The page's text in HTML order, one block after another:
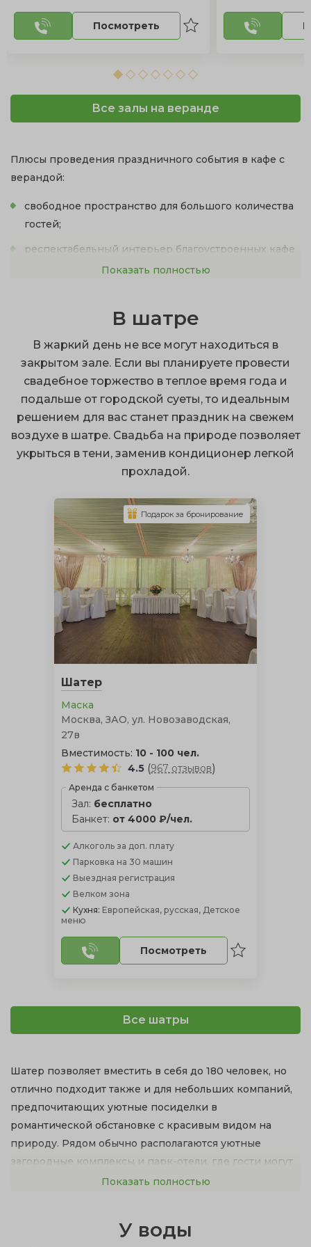
Посмотреть
Все залы на веранде
Плюсы проведения праздничного события в кафе с
верандой:
свободное пространство для большого количества
гостей;
респектабельный интерьер благоустроенных кафе
с выходом на веранду;
благодаря выездной регистрации;
терраса – это надежное укрытие от непогоды;
сочные запоминающиеся снимки.
Вы можете провести свадьбу на природе, выбрав
открытый, закрытый тип постройки, а также
встроенную или пристроенную веранду.
формы на ваш выбор. Уютные веранды для свадьбы
обустроены сценой, столами, диванами, и могут
защитить присутствующих от холода зимой и жары
Укрыться от грозы и ливня можно на застекленной
террасе, но там может быть слишком душно в жаркий
день. Открытая веранда отлично подойдет для
проведения торжества летом в тенистой прохладе
зелени, однако она не сможет уберечь гостей от ветра
и дождя, в отличие от церемонии в шатре.
Показать полностью
В шатре
В жаркий день не все могут находиться в
закрытом зале. Если вы планируете провести
свадебное торжество в теплое время года и
подальше от городской суеты, то идеальным
решением для вас станет праздник на свежем
воздухе в шатре. Свадьба на природе позволяет
укрыться в тени, заменив кондиционер легкой
прохладой.
Шатер
Маска
Москва, ЗАО, ул. Новозаводская,
27в
Вместимость: 10 - 100 чел.
4.5 (967 отзывов)
Аренда с банкетом
Зал: бесплатно
Банкет: от 4000 ₽/чел.
Алкоголь за доп. плату
Парковка на 30 машин
Выездная регистрация
Велком зона
Кухня: Европейская, русская, Детское
меню
Посмотреть
Подарок за бронирование
Все шатры
Шатер позволяет вместить в себя до 180 человек, но
отлично подходит также и для небольших компаний,
предпочитающих уютные посиделки в
романтической обстановке с красивым видом на
природу. Рядом обычно располагаются уютные
загородные комплексы и парк-отели, где гости могут
Показать полностью
У воды